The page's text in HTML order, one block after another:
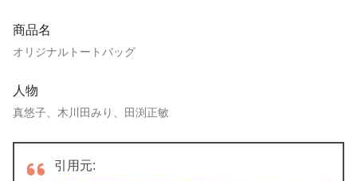
商品名
オリジナルトートバッグ
人物
真悠子、木川田みり、田渕正敏
引用元: